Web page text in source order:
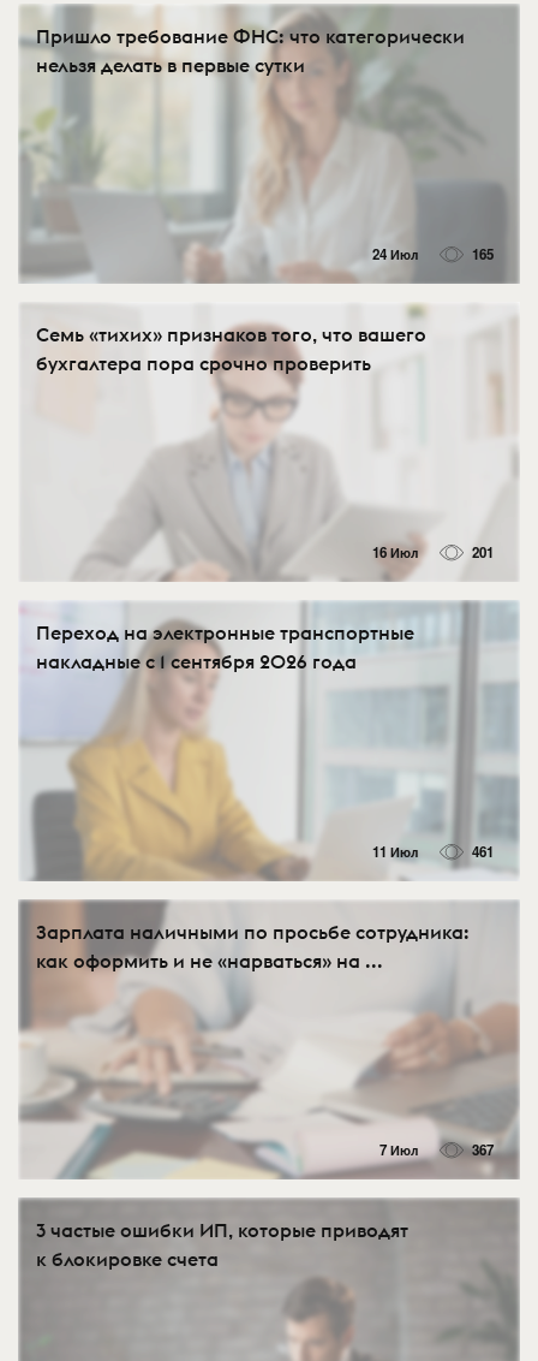
Пришло требование ФНС: что категорически
нельзя делать в первые сутки
24 Июл 165
Семь «тихих» признаков того, что вашего
бухгалтера пора срочно проверить
16 Июл 201
Переход на электронные транспортные
накладные с 1 сентября 2026 года
11 Июл 461
Зарплата наличными по просьбе сотрудника:
как оформить и не «нарваться» на ...
7 Июл 367
3 частые ошибки ИП, которые приводят
к блокировке счета